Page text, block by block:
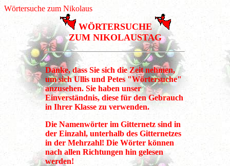
Wörtersuche zum Nikolaus
WÖRTERSUCHE
ZUM NIKOLAUSTAG
Danke, dass Sie sich die Zeit nehmen,
um sich Ullis und Petes "Wörtersuche"
anzusehen. Sie haben unser
Einverständnis, diese für den Gebrauch
in Ihrer Klasse zu verwenden.
Die Namenwörter im Gitternetz sind in
der Einzahl, unterhalb des Gitternetzes
in der Mehrzahl! Die Wörter können
nach allen Richtungen hin gelesen
werden!